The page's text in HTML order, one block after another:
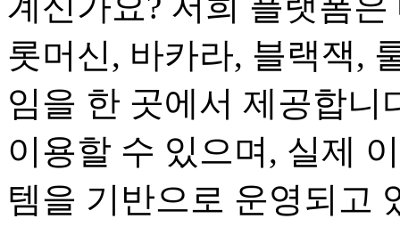
롯머신, 바카라, 블랙잭,
임을 한 곳에서 제공합니
이용할 수 있으며, 실제
템을 기반으로 운영되고